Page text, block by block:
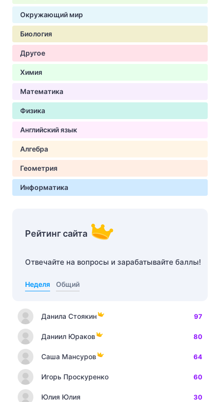
Окружающий мир
Биология
Другое
Химия
Математика
Физика
Английский язык
Алгебра
Геометрия
Информатика
Рейтинг сайта
Отвечайте на вопросы и зарабатывайте баллы!
Неделя Общий
Данила Стоякин 97
Даниил Юраков 80
Саша Мансуров 64
Игорь Проскуренко 60
Юлия Юлия 30